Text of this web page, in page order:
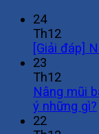
24
Th12
[Giải đáp]
23
Th12
Nâng mũi
ý những gì?
22